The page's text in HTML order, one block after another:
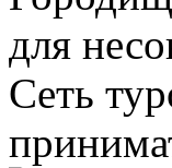
для
Сеть